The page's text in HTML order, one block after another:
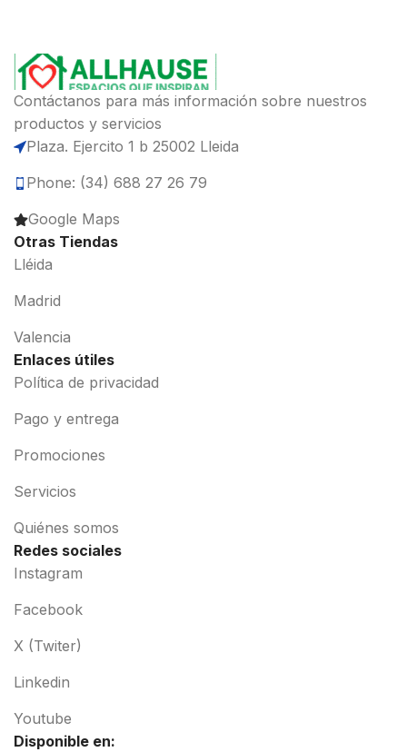
Contáctanos para más información sobre nuestros
productos y servicios
Plaza. Ejercito 1 b 25002 Lleida
Phone: (34) 688 27 26 79
Google Maps
Otras Tiendas
Lléida
Madrid
Valencia
Enlaces útiles
Política de privacidad
Pago y entrega
Promociones
Servicios
Quiénes somos
Redes sociales
Instagram
Facebook
X (Twiter)
Linkedin
Youtube
Disponible en: